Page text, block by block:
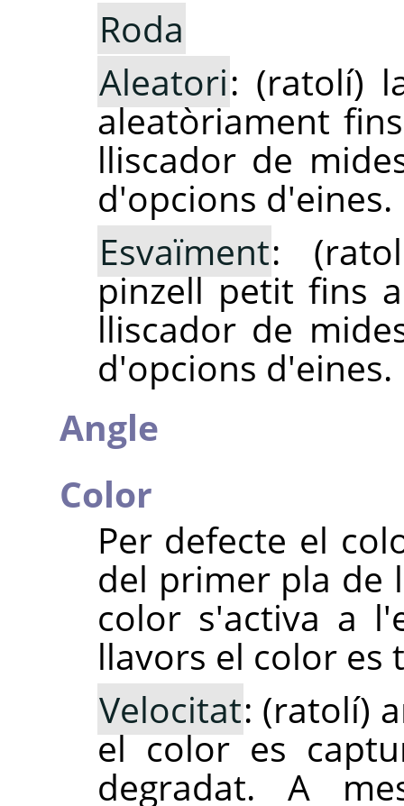
Roda
Aleatori: (ratolí)
aleatòriament
lliscador de
d'opcions d'eines.
Esvaïment:
pinzell petit fins
lliscador de
d'opcions d'eines.
Angle
Color
Per defecte el
del primer pla de
color s'activa a
llavors el color es
Velocitat: (ratolí)
el color es
degradat. A